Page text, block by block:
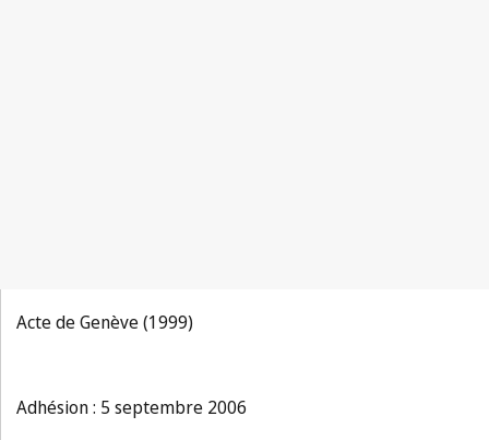
Acte de Genève (1999)
Adhésion : 5 septembre 2006